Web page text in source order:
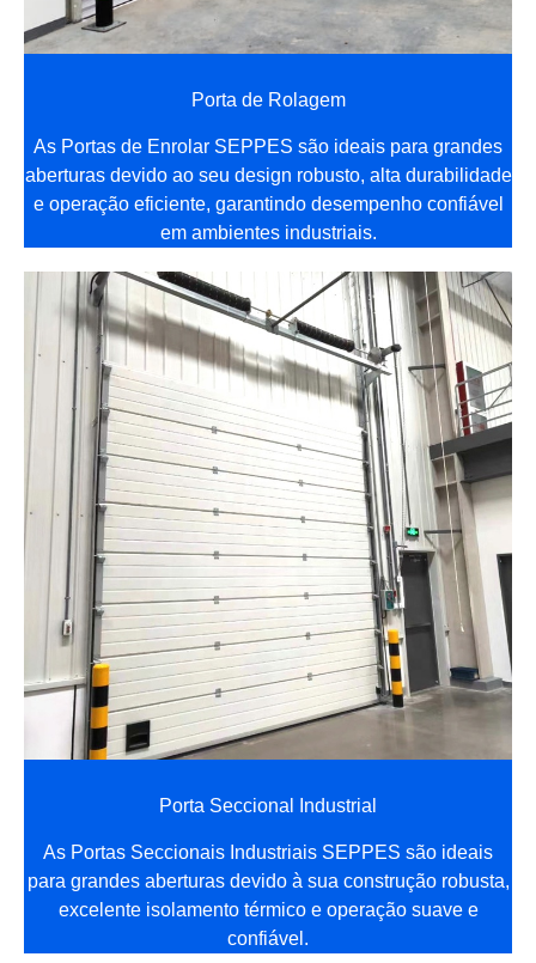
Porta de Rolagem
As Portas de Enrolar SEPPES são ideais para grandes
aberturas devido ao seu design robusto, alta durabilidade
e operação eficiente, garantindo desempenho confiável
em ambientes industriais.
Porta Seccional Industrial
As Portas Seccionais Industriais SEPPES são ideais
para grandes aberturas devido à sua construção robusta,
excelente isolamento térmico e operação suave e
confiável.